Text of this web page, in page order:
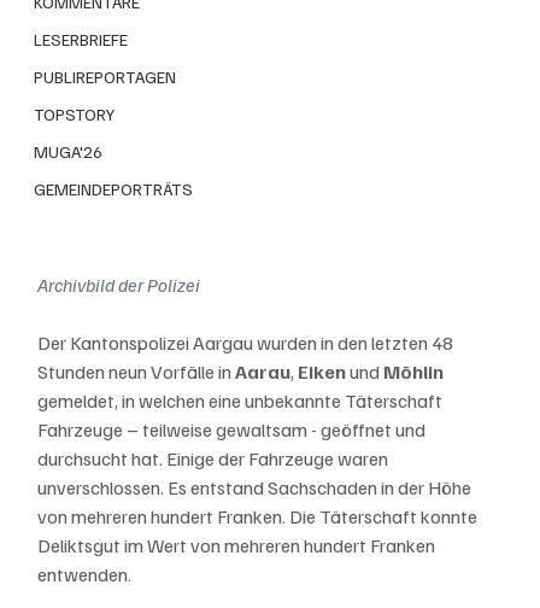
LESERBRIEFE
PUBLIREPORTAGEN
TOPSTORY
MUGA'26
GEMEINDEPORTRÄTS
Archivbild der Polizei
Der Kantonspolizei Aargau wurden in den letzten 48
Stunden neun Vorfälle in Aarau, Eiken und Möhlin
gemeldet, in welchen eine unbekannte Täterschaft
Fahrzeuge – teilweise gewaltsam - geöffnet und
durchsucht hat. Einige der Fahrzeuge waren
unverschlossen. Es entstand Sachschaden in der Höhe
von mehreren hundert Franken. Die Täterschaft konnte
Deliktsgut im Wert von mehreren hundert Franken
entwenden.